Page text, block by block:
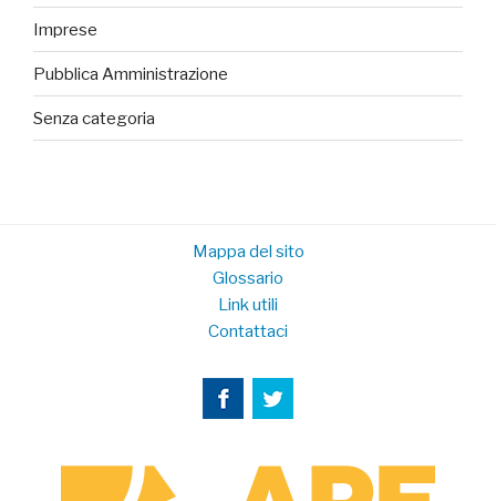
Imprese
Pubblica Amministrazione
Senza categoria
Mappa del sito
Glossario
Link utili
Contattaci